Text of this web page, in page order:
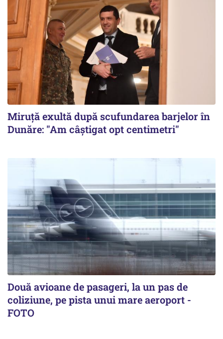
Miruță exultă după scufundarea barjelor în
Dunăre: "Am câștigat opt centimetri"
Două avioane de pasageri, la un pas de
coliziune, pe pista unui mare aeroport -
FOTO